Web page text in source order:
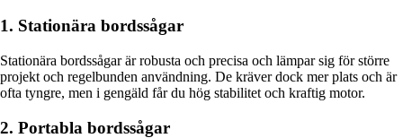
1. Stationära bordssågar
Stationära bordssågar är robusta och precisa och lämpar sig för större
projekt och regelbunden användning. De kräver dock mer plats och är
ofta tyngre, men i gengäld får du hög stabilitet och kraftig motor.
2. Portabla bordssågar